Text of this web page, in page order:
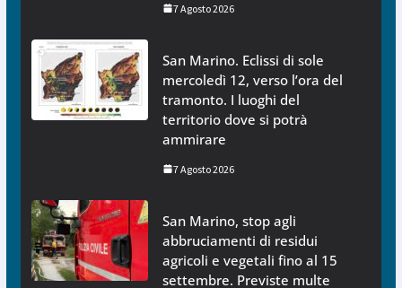
7 Agosto 2026
San Marino. Eclissi di sole
mercoledì 12, verso l’ora del
tramonto. I luoghi del
territorio dove si potrà
ammirare
7 Agosto 2026
San Marino, stop agli
abbruciamenti di residui
agricoli e vegetali fino al 15
settembre. Previste multe